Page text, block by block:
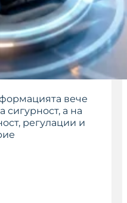
вече
сигурност, а на
регулации и